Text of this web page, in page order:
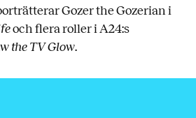
Gozer the Gozerian i
och flera roller i A24:s
the TV Glow.